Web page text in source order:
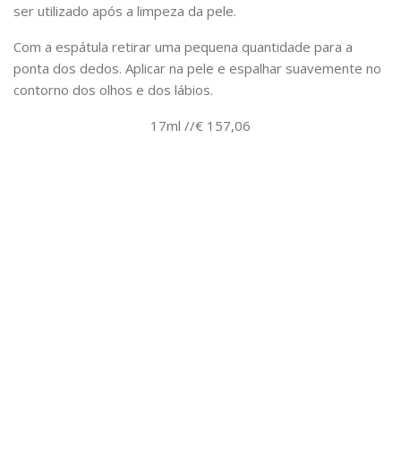
ser utilizado após a limpeza da pele.
Com a espátula retirar uma pequena quantidade para a
ponta dos dedos. Aplicar na pele e espalhar suavemente no
contorno dos olhos e dos lábios.
17ml //€ 157,06